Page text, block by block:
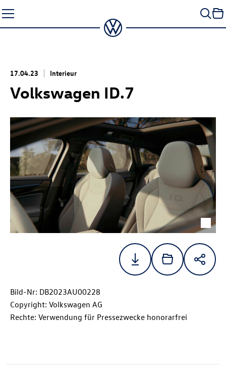
Seiteninhalt
springen
17.04.23 Interieur
Volkswagen ID.7
Bild-Nr: DB2023AU00228
Copyright: Volkswagen AG
Rechte: Verwendung für Pressezwecke honorarfrei